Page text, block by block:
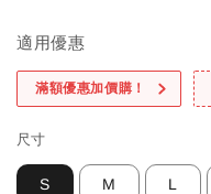
適用優惠
滿額優惠加價購！
尺寸
S M L